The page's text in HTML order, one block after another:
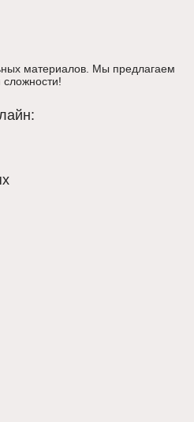
материалов. Мы предлагаем